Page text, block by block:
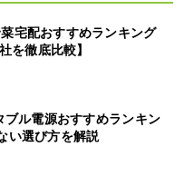
宅配おすすめランキング
を徹底比較】
ブル電源おすすめランキン
選び方を解説